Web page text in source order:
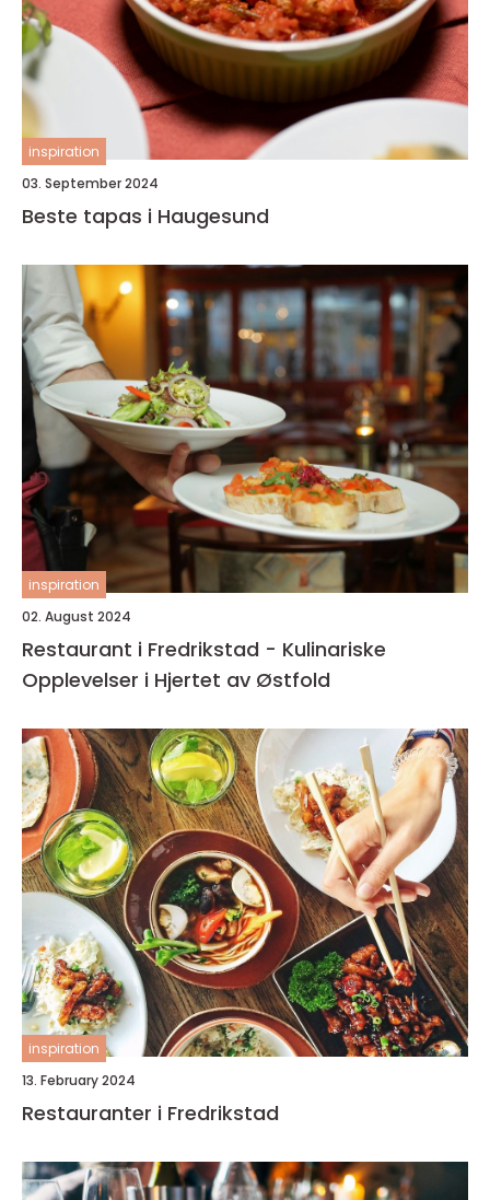
inspiration
03. September 2024
Beste tapas i Haugesund
inspiration
02. August 2024
Restaurant i Fredrikstad - Kulinariske
Opplevelser i Hjertet av Østfold
inspiration
13. February 2024
Restauranter i Fredrikstad